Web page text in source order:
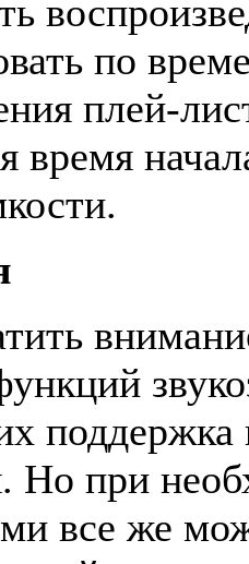
по
плей-
время
поддержка
Но при
все же